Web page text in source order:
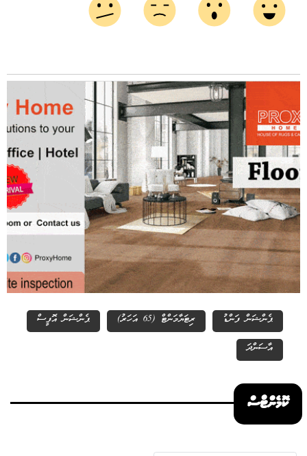
ޕެންޝަން ފަންޑު ރިޓަޔާމަންޓް (65 އަހަރު)
ޕެންޝަން އޮފީސް
އާސަންދަ
ކޮމެންޓްސް